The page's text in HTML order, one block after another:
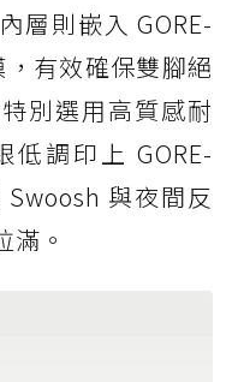
層則嵌入 GORE-
有效確保雙腳絕
別選用高質感耐
調印上 GORE-
與夜間反
滿。